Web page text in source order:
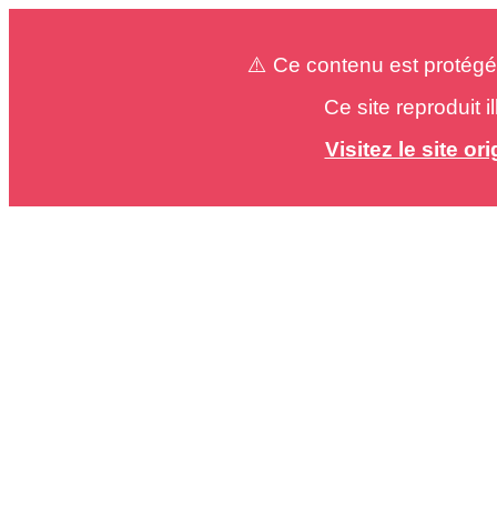
⚠️ Ce contenu est
Ce site reproduit
Visitez le site